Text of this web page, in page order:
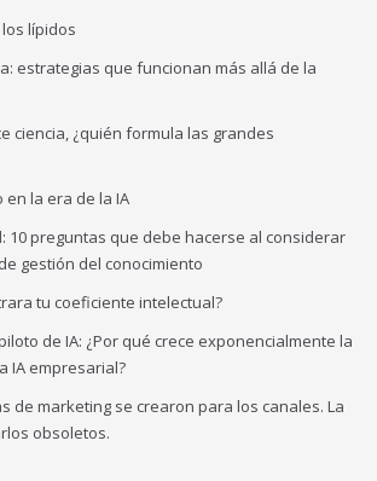
lípidos
estrategias que funcionan más allá de la
ciencia, ¿quién formula las grandes
la era de la IA
10 preguntas que debe hacerse al considerar
gestión del conocimiento
tu coeficiente intelectual?
de IA: ¿Por qué crece exponencialmente la
IA empresarial?
de marketing se crearon para los canales. La
obsoletos.